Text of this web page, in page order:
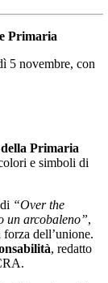
Primaria
5 novembre, con
Primaria
e simboli di
“Over the
un arcobaleno”,
dell’unione.
, redatto